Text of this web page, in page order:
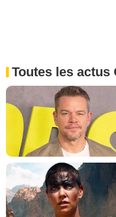
Toutes les actus